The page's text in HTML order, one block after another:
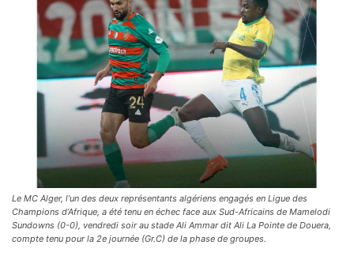
Le MC Alger, l’un des deux représentants algériens engagés en Ligue des
Champions d’Afrique, a été tenu en échec face aux Sud-Africains de Mamelodi
Sundowns (0-0), vendredi soir au stade Ali Ammar dit Ali La Pointe de Douera,
compte tenu pour la 2e journée (Gr.C) de la phase de groupes.